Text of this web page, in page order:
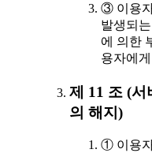
③ 이용
발생되
에 의한
용자에
제 11 조 (서
의 해지)
① 이용